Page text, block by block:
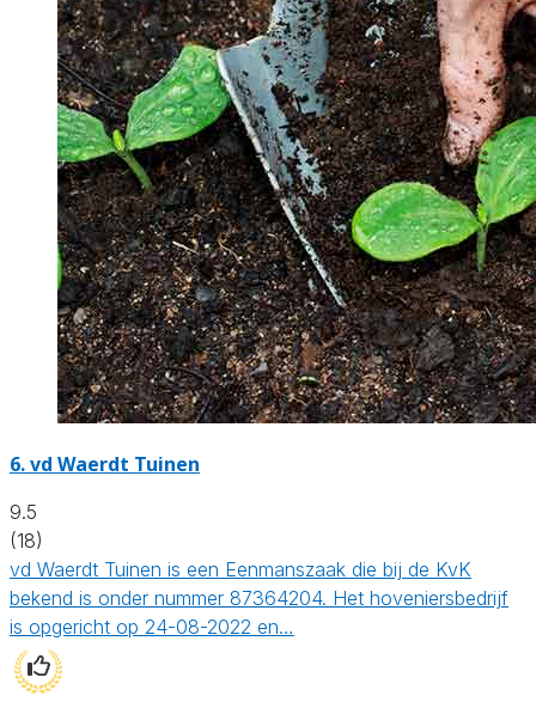
6.vd Waerdt Tuinen
9.5
(18)
vd Waerdt Tuinen is een Eenmanszaak die bij de KvK
bekend is onder nummer 87364204. Het hoveniersbedrijf
is opgericht op 24-08-2022 en…